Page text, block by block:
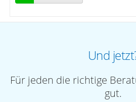
Und
Für jeden die richtige
gut.